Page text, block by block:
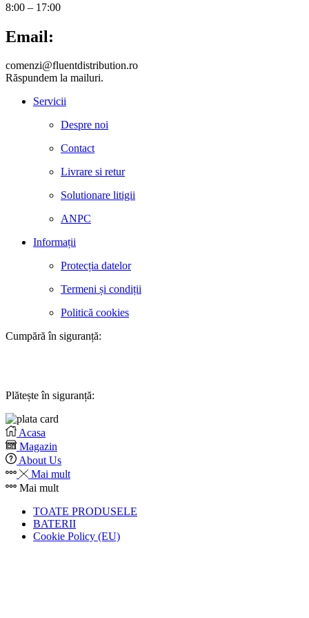
8:00 – 17:00
Email:
comenzi@fluentdistribution.ro
Răspundem la mailuri.
Servicii
Despre noi
Contact
Livrare si retur
Solutionare litigii
ANPC
Informații
Protecția datelor
Termeni și condiții
Politică cookies
Cumpără în siguranță:
Plătește în siguranță:
Acasa
Magazin
About Us
Mai mult
Mai mult
TOATE PRODUSELE
BATERII
Cookie Policy (EU)